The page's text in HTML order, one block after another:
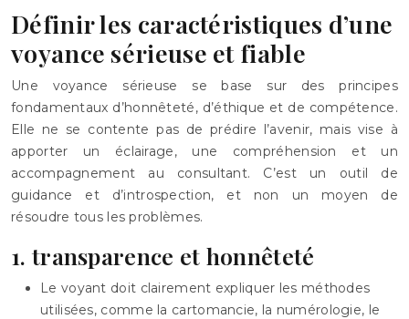
Définir les caractéristiques d’une
voyance sérieuse et fiable
Une voyance sérieuse se base sur des principes
fondamentaux d’honnêteté, d’éthique et de compétence.
Elle ne se contente pas de prédire l’avenir, mais vise à
apporter un éclairage, une compréhension et un
accompagnement au consultant. C’est un outil de
guidance et d’introspection, et non un moyen de
résoudre tous les problèmes.
1. transparence et honnêteté
Le voyant doit clairement expliquer les méthodes
utilisées, comme la cartomancie, la numérologie, le